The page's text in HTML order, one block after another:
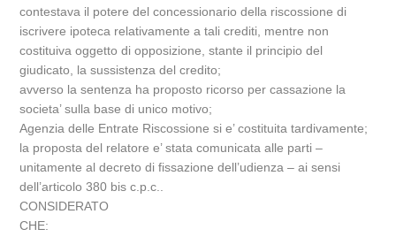
contestava il potere del concessionario della riscossione di
iscrivere ipoteca relativamente a tali crediti, mentre non
costituiva oggetto di opposizione, stante il principio del
giudicato, la sussistenza del credito;
avverso la sentenza ha proposto ricorso per cassazione la
societa’ sulla base di unico motivo;
Agenzia delle Entrate Riscossione si e’ costituita tardivamente;
la proposta del relatore e’ stata comunicata alle parti –
unitamente al decreto di fissazione dell’udienza – ai sensi
dell’articolo 380 bis c.p.c..
CONSIDERATO
CHE: